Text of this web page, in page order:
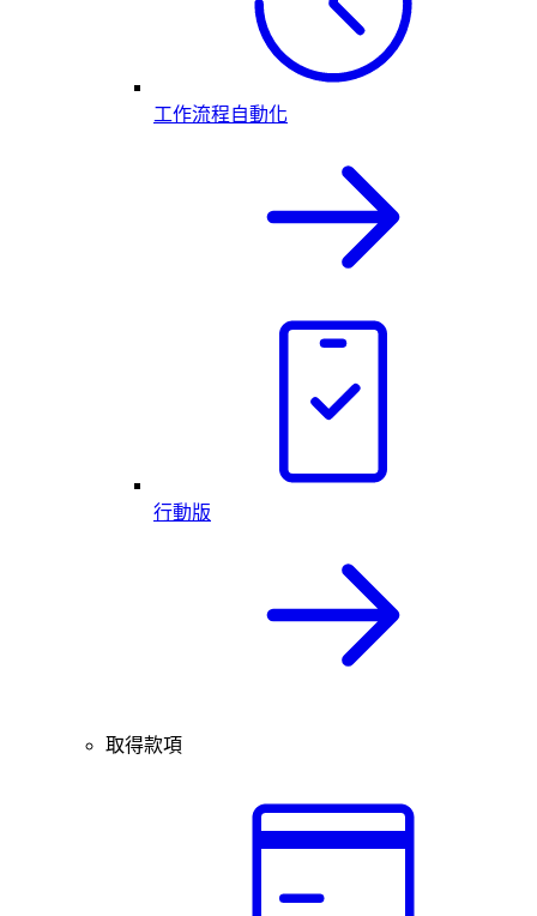
工作流程自動化
行動版
取得款項